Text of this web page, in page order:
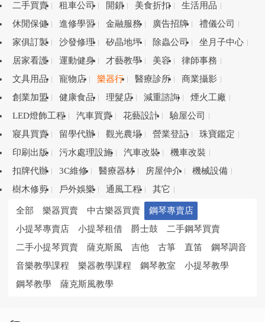
二手買賣
租車公司 開鎖 美食折扣
生活用品
休閒保健
進修學習 金融服務 廣告招牌
禮儀公司
家俱訂製
沙發修理 矽晶地坪 除蟲公司
坐月子中心
居家看護
運動健身 才藝教學 美容
律師事務
文具用品
寵物店 樂器行 醫療診所
商業攝影
創業加盟
健康食品 理髮店 減重諮詢
煙火工廠
LED燈飾工程
汽車買賣 花藝設計
驗屋公司
寢具買賣
留學代辦 觀光農場 營業登記
珠寶鑑定
印刷出版
污水處理設施 汽車改裝
機車改裝
扣牌代辦
3C維修 醫療器材 房屋仲介
機械設備
樹木修剪
戶外娛樂 通風工程 其它
全部 樂器買賣 中古樂器買賣
鋼琴專賣店
小提琴專賣店
小提琴租借 爵士鼓
二手鋼琴買賣
二手小提琴買賣
薩克斯風 吉他 古箏 直笛
鋼琴調音
音樂教學課程
樂器教學課程 鋼琴教室
小提琴教學
鋼琴教學
薩克斯風教學